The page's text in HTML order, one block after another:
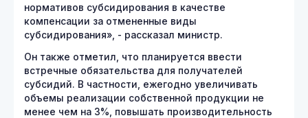
нормативов субсидирования в качестве
компенсации за отмененные виды
субсидирования», - рассказал министр.
Он также отметил, что планируется ввести
встречные обязательства для получателей
субсидий. В частности, ежегодно увеличивать
объемы реализации собственной продукции не
менее чем на 3%, повышать производительность